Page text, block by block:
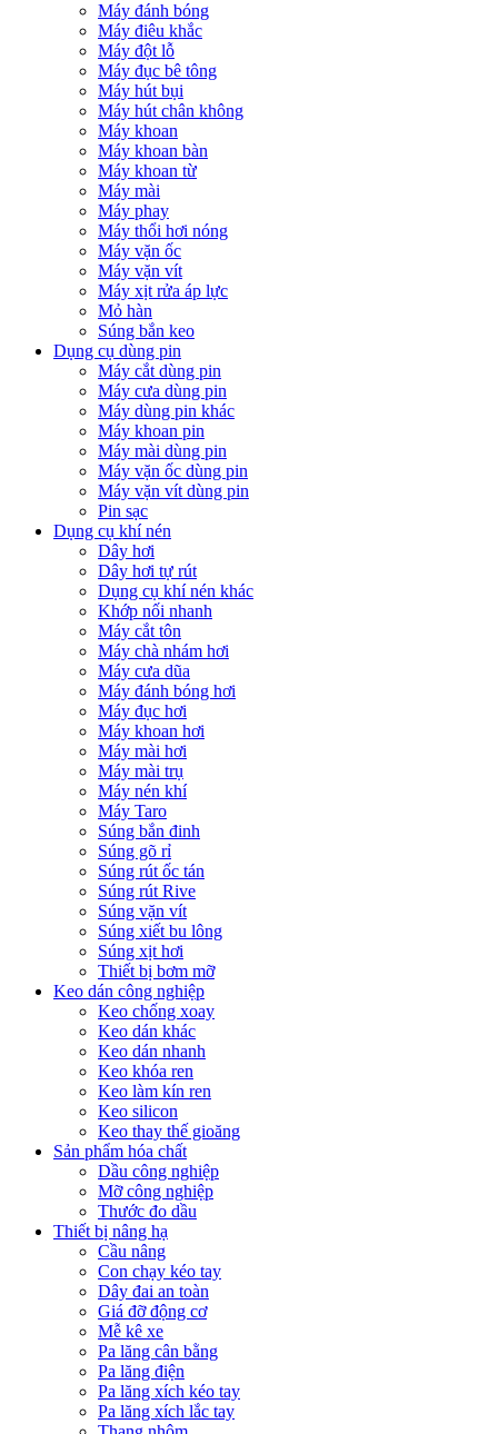
Máy đánh bóng
Máy điêu khắc
Máy đột lỗ
Máy đục bê tông
Máy hút bụi
Máy hút chân không
Máy khoan
Máy khoan bàn
Máy khoan từ
Máy mài
Máy phay
Máy thổi hơi nóng
Máy vặn ốc
Máy vặn vít
Máy xịt rửa áp lực
Mỏ hàn
Súng bắn keo
Dụng cụ dùng pin
Máy cắt dùng pin
Máy cưa dùng pin
Máy dùng pin khác
Máy khoan pin
Máy mài dùng pin
Máy vặn ốc dùng pin
Máy vặn vít dùng pin
Pin sạc
Dụng cụ khí nén
Dây hơi
Dây hơi tự rút
Dụng cụ khí nén khác
Khớp nối nhanh
Máy cắt tôn
Máy chà nhám hơi
Máy cưa dũa
Máy đánh bóng hơi
Máy đục hơi
Máy khoan hơi
Máy mài hơi
Máy mài trụ
Máy nén khí
Máy Taro
Súng bắn đinh
Súng gõ rỉ
Súng rút ốc tán
Súng rút Rive
Súng vặn vít
Súng xiết bu lông
Súng xịt hơi
Thiết bị bơm mỡ
Keo dán công nghiệp
Keo chống xoay
Keo dán khác
Keo dán nhanh
Keo khóa ren
Keo làm kín ren
Keo silicon
Keo thay thế gioăng
Sản phẩm hóa chất
Dầu công nghiệp
Mỡ công nghiệp
Thước đo dầu
Thiết bị nâng hạ
Cầu nâng
Con chạy kéo tay
Dây đai an toàn
Giá đỡ động cơ
Mễ kê xe
Pa lăng cân bằng
Pa lăng điện
Pa lăng xích kéo tay
Pa lăng xích lắc tay